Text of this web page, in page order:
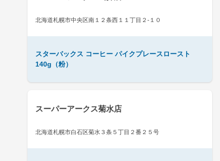
北海道札幌市中央区南１２条西１１丁目２-１０
スターバックス コーヒー パイクプレースロースト
140g（粉）
スーパーアークス菊水店
北海道札幌市白石区菊水３条５丁目２番２５号